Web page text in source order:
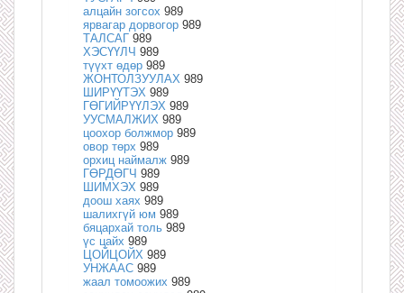
алцайн зогсох 989
ярвагар дорвогор 989
ТАЛСАГ 989
ХЭСҮҮЛЧ 989
түүхт өдөр 989
ЖОНТОЛЗУУЛАХ 989
ШИРҮҮТЭХ 989
ГӨГИЙРҮҮЛЭХ 989
УУСМАЛЖИХ 989
цоохор болжмор 989
овор төрх 989
орхиц наймалж 989
ГӨРДӨГЧ 989
ШИМХЭХ 989
доош хаях 989
шалихгүй юм 989
бяцархай толь 989
үс цайх 989
ЦОЙЦОЙХ 989
УНЖААС 989
жаал томоожих 989